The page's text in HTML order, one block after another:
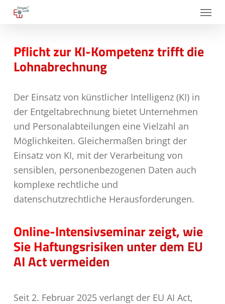
Skip
content
Menu
Pflicht zur KI-Kompetenz trifft die
Lohnabrechnung
Der Einsatz von künstlicher Intelligenz (KI) in
der Entgeltabrechnung bietet Unternehmen
und Personalabteilungen eine Vielzahl an
Möglichkeiten. Gleichermaßen bringt der
Einsatz von KI, mit der Verarbeitung von
sensiblen, personenbezogenen Daten auch
komplexe rechtliche und
datenschutzrechtliche Herausforderungen.
Online-Intensivseminar zeigt, wie
Sie Haftungsrisiken unter dem EU
AI Act vermeiden
Seit 2. Februar 2025 verlangt der EU AI Act,